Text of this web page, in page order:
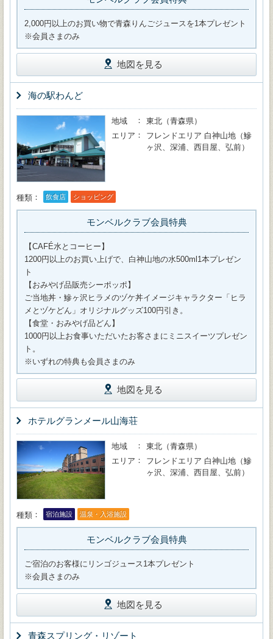
2,000円以上のお買い物で青森りんごジュースを1本プレゼント
※会員さまのみ
地図を見る
海の駅わんど
地域
東北（青森県）
エリア
フレンドエリア 白神山地（鰺
ヶ沢、深浦、西目屋、弘前）
種類 飲食店 ショッピング
モンベルクラブ会員特典
【CAFÉ水とコーヒー】
1200円以上のお買い上げで、白神山地の水500ml1本プレゼン
ト
【おみやげ品販売シーポッポ】
ご当地丼・鰺ヶ沢ヒラメのヅケ丼イメージキャラクター「ヒラ
メとヅケどん」オリジナルグッズ100円引き。
【食堂・おみやげ品どん】
1000円以上お食事いただいたお客さまにミニスイーツプレゼン
ト。
※いずれの特典も会員さまのみ
地図を見る
ホテルグランメール山海荘
地域
東北（青森県）
エリア
フレンドエリア 白神山地（鰺
ヶ沢、深浦、西目屋、弘前）
種類 宿泊施設 温泉・入浴施設
モンベルクラブ会員特典
ご宿泊のお客様にリンゴジュース1本プレゼント
※会員さまのみ
地図を見る
青森スプリング・リゾート